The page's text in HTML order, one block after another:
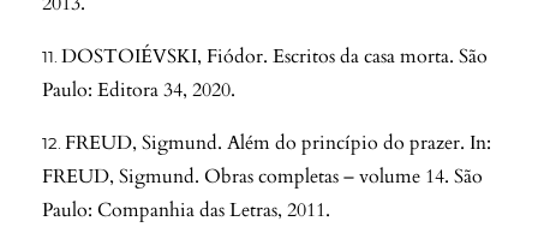
DOSTOIÉVSKI, Fiódor. Escritos da casa morta. São
Paulo: Editora 34, 2020.
FREUD, Sigmund. Além do princípio do prazer. In:
FREUD, Sigmund. Obras completas – volume 14. São
Paulo: Companhia das Letras, 2011.